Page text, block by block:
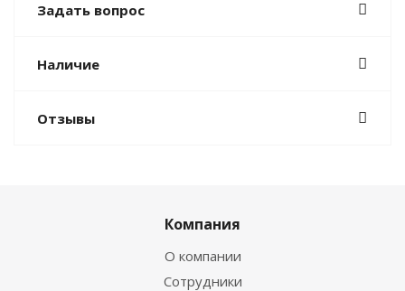
Задать вопрос
Наличие
Отзывы
Компания
О компании
Сотрудники